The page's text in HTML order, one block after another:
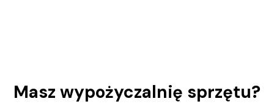
Masz wypożyczalnię sprzętu?